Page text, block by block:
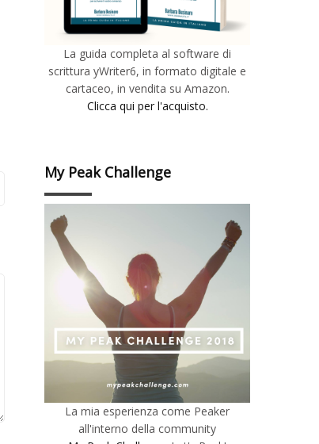
La guida completa al software di
scrittura yWriter6, in formato digitale e
cartaceo, in vendita su Amazon.
Clicca qui per l'acquisto.
My Peak Challenge
La mia esperienza come Peaker
all'interno della community